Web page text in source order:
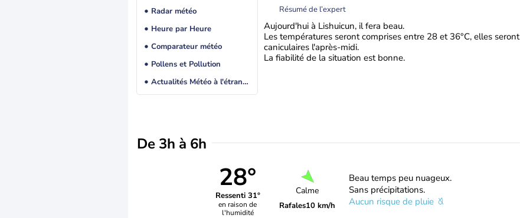
Radar météo
Heure par Heure
Comparateur météo
Pollens et Pollution
Actualités Météo à l'étranger
Résumé de l’expert
Aujourd'hui à Lishuicun, il fera beau.
Les températures seront comprises entre 28 et 36°C, elles seront
caniculaires l'après-midi.
La fiabilité de la situation est bonne.
De 3h à 6h
28°
Ressenti 31°
en raison de
l'humidité
Calme
Rafales10 km/h
Beau temps peu nuageux.
Sans précipitations.
Aucun risque de pluie